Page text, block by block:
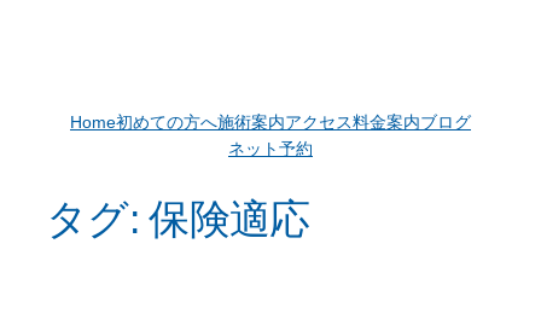
Home初めての方へ施術案内アクセス料金案内ブログ
ネット予約
タグ:保険適応